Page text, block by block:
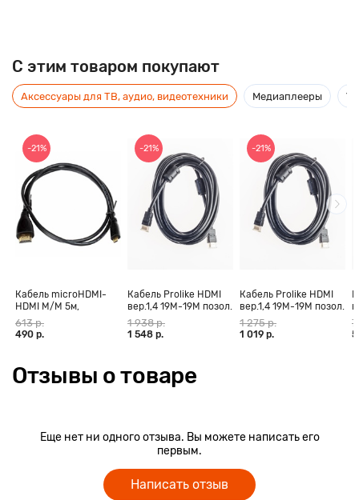
C этим товаром покупают
Аксессуары для ТВ, аудио, видеотехники Медиаплееры
-21%
Кабель microHDMI-
HDMI M/M 5м,
позолоченные
контакты Blister box
613 р.
490 р.
-21%
Кабель Prolike HDMI
вер.1,4 19М-19М позол.
конт., ферритовые
кольца, 30 м
1 938 р.
1 548 р.
-21%
Кабель Prolike HDMI
вер.1,4 19М-19М позол.
конт., ферритовые
кольца, 20 м
1 275 р.
1 019 р.
Отзывы о товаре
Еще нет ни одного отзыва. Вы можете написать его
первым.
Написать отзыв